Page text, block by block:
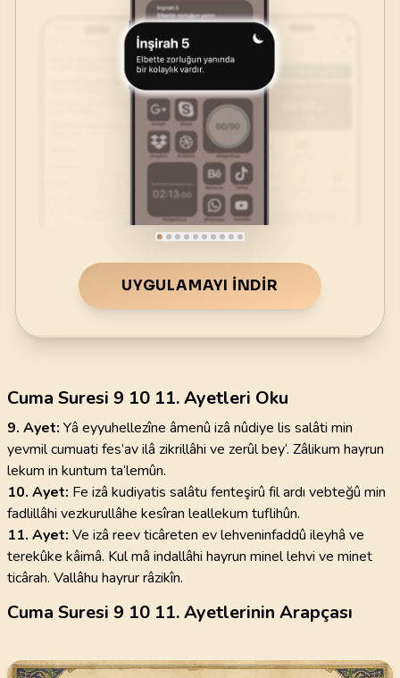
UYGULAMAYI İNDIR
Cuma Suresi 9 10 11. Ayetleri Oku
9. Ayet: Yâ eyyuhellezîne âmenû izâ nûdiye lis salâti min
yevmil cumuati fes’av ilâ zikrillâhi ve zerûl bey‘. Zâlikum hayrun
lekum in kuntum ta‘lemûn.
10. Ayet: Fe izâ kudiyatis salâtu fenteşirû fil ardı vebteğû min
fadlillâhi vezkurullâhe kesîran leallekum tuflihûn.
11. Ayet: Ve izâ reev ticâreten ev lehveninfaddû ileyhâ ve
terekûke kâimâ. Kul mâ indallâhi hayrun minel lehvi ve minet
ticârah. Vallâhu hayrur râzikîn.
Cuma Suresi 9 10 11. Ayetlerinin Arapçası